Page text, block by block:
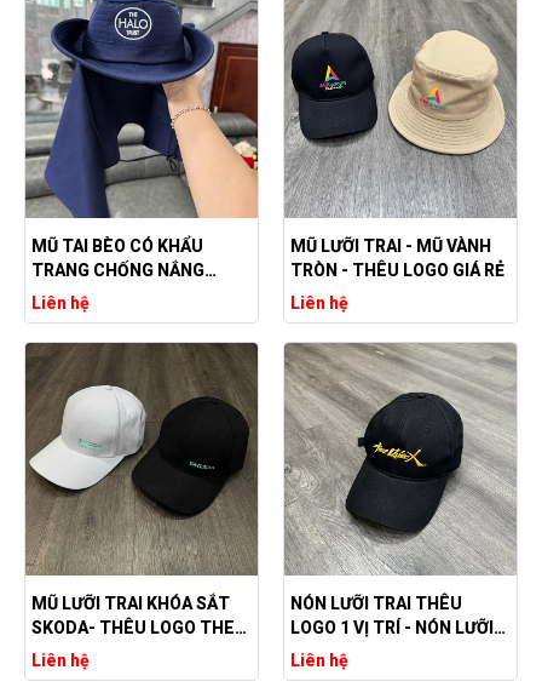
MŨ TAI BÈO CÓ KHẨU
TRANG CHỐNG NẮNG
THÊU LOGO - SẢN XUẤT
THEO YÊU CẦU
Liên hệ
MŨ LƯỠI TRAI - MŨ VÀNH
TRÒN - THÊU LOGO GIÁ RẺ
Liên hệ
MŨ LƯỠI TRAI KHÓA SẮT
SKODA- THÊU LOGO THEO
YÊU CẦU
Liên hệ
NÓN LƯỠI TRAI THÊU
LOGO 1 VỊ TRÍ - NÓN LƯỠI
TRAI GIÁ RẺ
Liên hệ